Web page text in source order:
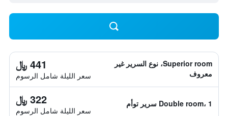
Superior room، نوع السرير غير
معروف
441 ﷼
سعر الليلة شامل الرسوم
Double room، 1 سرير توأم 322 ﷼
سعر الليلة شامل الرسوم